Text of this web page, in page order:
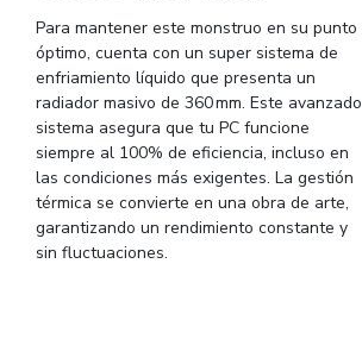
Para mantener este monstruo en su punto
óptimo, cuenta con un super sistema de
enfriamiento líquido que presenta un
radiador masivo de 360 mm. Este avanzado
sistema asegura que tu PC funcione
siempre al 100% de eficiencia, incluso en
las condiciones más exigentes. La gestión
térmica se convierte en una obra de arte,
garantizando un rendimiento constante y
sin fluctuaciones.